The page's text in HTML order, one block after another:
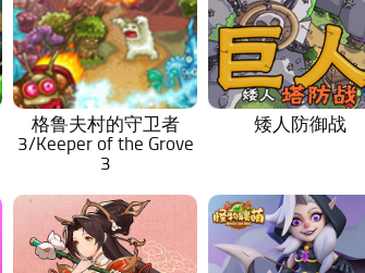
格鲁夫村的守卫者
3/Keeper of the Grove
3
矮人防御战